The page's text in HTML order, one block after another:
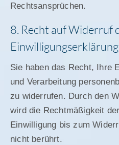
Rechtsansprüchen.
8. Recht auf Widerruf
Einwilligungserklärung
Sie haben das Recht, Ihre
und Verarbeitung
zu widerrufen. Durch den
wird die Rechtmäßigkeit
Einwilligung bis zum
nicht berührt.